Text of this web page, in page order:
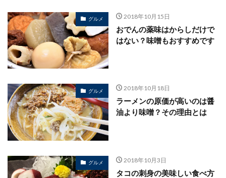
グルメ 2018年10月15日
おでんの薬味はからしだけで
はない？味噌もおすすめです
グルメ 2018年10月18日
ラーメンの原価が高いのは醤
油より味噌？その理由とは
グルメ 2018年10月3日
タコの刺身の美味しい食べ方